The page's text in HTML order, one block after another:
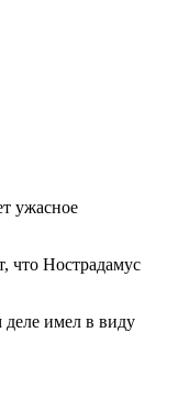
ужасное
что Нострадамус
деле имел в виду